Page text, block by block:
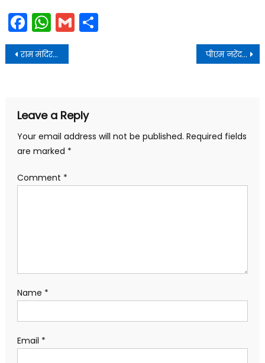
Facebook
WhatsApp
Gmail
Post
navigation
राम मंदिर का 85 फीसदी काम पूरा, शिखर बनाने के लिए यहां से पहुंचेंगे कारीगर पीएम नरेंद मोदी के ड्रीम प्रोजेक्ट सोलर सैल पर डीएवी देहरादून में विज्ञान प्रदर्शनी का सफल आयोजन
Leave a Reply
Your email address will not be published. Required fields
are marked *
Comment *
Name *
Email *